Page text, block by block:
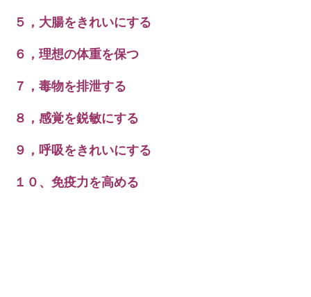
５，大腸をきれいにする
６，理想の体重を保つ
７，毒物を排泄する
８，感覚を鋭敏にする
９，呼吸をきれいにする
１０、免疫力を高める